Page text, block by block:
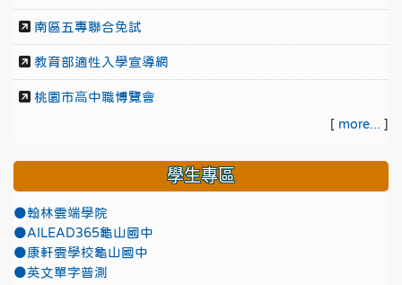
南區五專聯合免試
教育部適性入學宣導網
桃園市高中職博覽會
[ more... ]
學生專區
●翰林雲端學院
●AILEAD365龜山國中
●康軒雲學校龜山國中
●英文單字普測